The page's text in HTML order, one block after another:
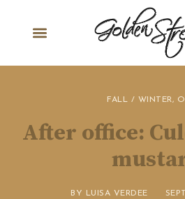
FALL / WINTER,
After office:
BY LUISA VERDEE